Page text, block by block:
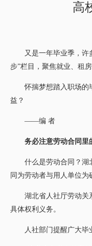
高
又是一年毕业季，许多
步”栏目，聚焦就业、租
怀揣梦想踏入职场的毕
益？
——编 者
务必注意劳动合同里
什么是劳动合同？湖北
同为劳动者与用人单位为
湖北省人社厅劳动关系
具体权利义务。
人社部门提醒广大毕业